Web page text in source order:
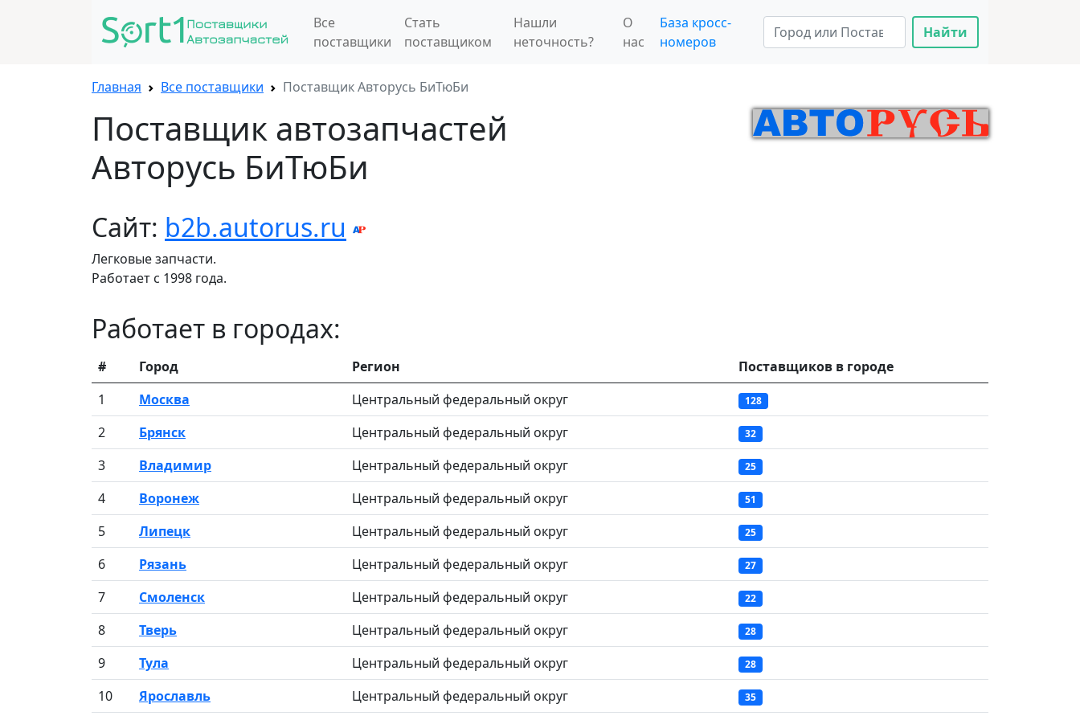
Все
поставщики
Стать
поставщиком
Нашли
неточность?
О
нас
База кросс-
номеров
Найти
Главная Все поставщики Поставщик Авторусь БиТюБи
Поставщик автозапчастей
Авторусь БиТюБи
Сайт: b2b.autorus.ru
Легковые запчасти.
Работает с 1998 года.
Работает в городах:
# Город Регион
Поставщиков в городе
1
Москва Центральный федеральный округ 128
2 Брянск Центральный федеральный округ 32
3 Владимир Центральный федеральный округ 25
4 Воронеж Центральный федеральный округ 51
5 Липецк Центральный федеральный округ 25
6 Рязань Центральный федеральный округ 27
7 Смоленск Центральный федеральный округ 22
8 Тверь Центральный федеральный округ 28
9 Тула Центральный федеральный округ 28
10 Ярославль Центральный федеральный округ 35